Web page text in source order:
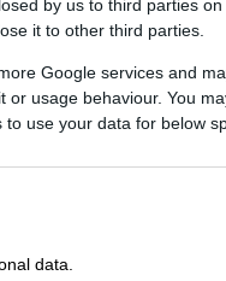
by us to third parties on
it to other third parties.
Google services and
usage behaviour. You
use your data for below
data.
οχημάτων
τηYUTONG, αυτή
μπορούν να
άλλων